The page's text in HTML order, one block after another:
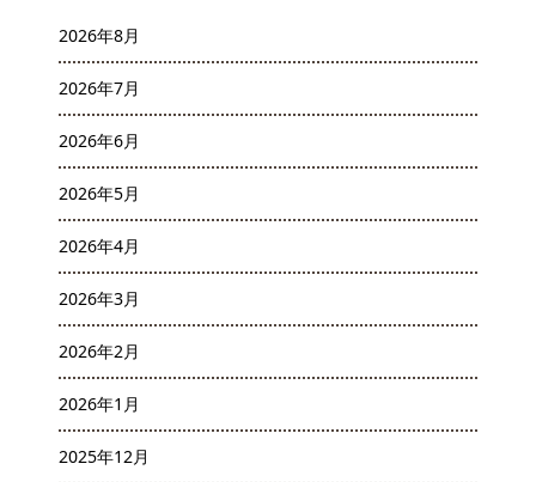
2026年8月
2026年7月
2026年6月
2026年5月
2026年4月
2026年3月
2026年2月
2026年1月
2025年12月